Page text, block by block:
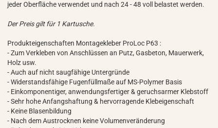
jeder Oberfläche verwendet und nach 24 - 48 voll belastet werden.
Der Preis gilt für 1 Kartusche.
Produkteigenschaften Montagekleber ProLoc P63 :
- Zum Verkleben von Anschlüssen an Putz, Gasbeton, Mauerwerk,
Holz usw.
- Auch auf nicht saugfähige Untergründe
- Widerstandsfähige Fugenfüllmaße auf MS-Polymer Basis
- Einkomponentiger, anwendungsfertiger & geruchsarmer Klebstoff
- Sehr hohe Anfangshaftung & hervorragende Klebeigenschaft
- Keine Blasenbildung
- Nach dem Austrocknen keine Volumenveränderung